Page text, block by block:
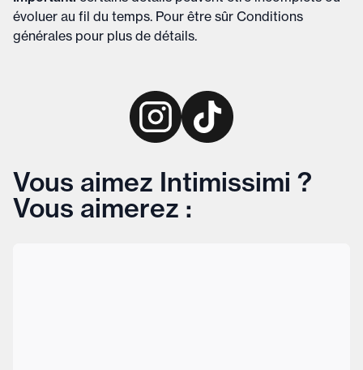
évoluer au fil du temps. Pour être sûr Conditions
générales pour plus de détails.
Vous aimez Intimissimi ?
Vous aimerez :